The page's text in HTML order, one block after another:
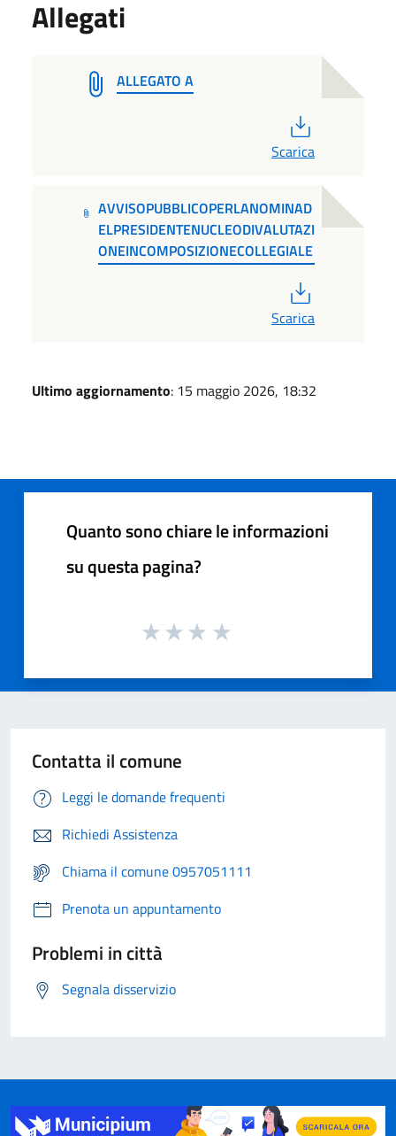
Allegati
ALLEGATO A
Scarica
AVVISOPUBBLICOPERLANOMINAD
ELPRESIDENTENUCLEODIVALUTAZI
ONEINCOMPOSIZIONECOLLEGIALE
Scarica
Ultimo aggiornamento: 15 maggio 2026, 18:32
Quanto sono chiare le informazioni
su questa pagina?
Contatta il comune
Leggi le domande frequenti
Richiedi Assistenza
Chiama il comune 0957051111
Prenota un appuntamento
Problemi in città
Segnala disservizio